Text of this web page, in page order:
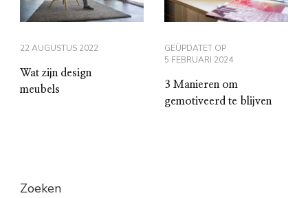
22 AUGUSTUS 2022
Wat zijn design
meubels
GEÜPDATET OP
5 FEBRUARI 2024
3 Manieren om
gemotiveerd te blijven
Zoeken